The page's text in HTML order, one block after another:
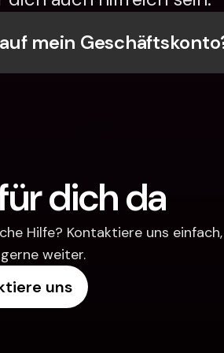
mein
dich da
Hilfe? Kontaktiere uns
weiter.
uns